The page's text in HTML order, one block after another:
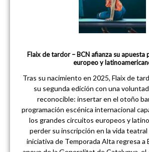
Flaix de tardor – BCN afianza su apuesta
europeo y
Tras su nacimiento en 2025, Flaix de
su segunda edición con una voluntad
reconocible: insertar en el otoño
programación escénica internacional
los grandes circuitos europeos y
perder su inscripción en la vida teatral
iniciativa de Temporada Alta regresa a